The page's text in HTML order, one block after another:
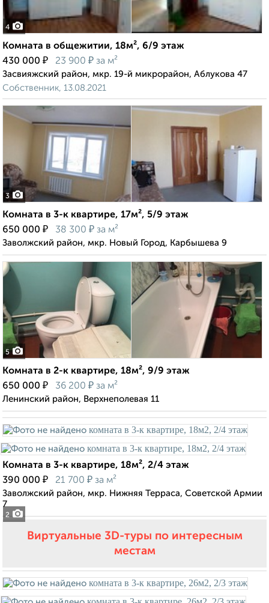
4
Комната в общежитии, 18м², 6/9 этаж
430 000 ₽ 23 900 ₽ за м²
Засвияжский район, мкр. 19-й микрорайон, Аблукова 47
Собственник, 13.08.2021
3
Комната в 3-к квартире, 17м², 5/9 этаж
650 000 ₽ 38 300 ₽ за м²
Заволжский район, мкр. Новый Город, Карбышева 9
5
Комната в 2-к квартире, 18м², 9/9 этаж
650 000 ₽ 36 200 ₽ за м²
Ленинский район, Верхнеполевая 11
2
Комната в 3-к квартире, 18м², 2/4 этаж
390 000 ₽ 21 700 ₽ за м²
Заволжский район, мкр. Нижняя Терраса, Советской Армии
7
Виртуальные 3D-туры по интересным
местам